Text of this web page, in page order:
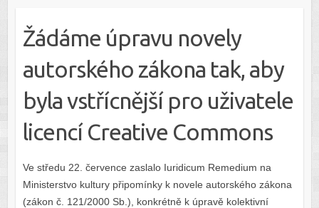
Žádáme úpravu novely
autorského zákona tak, aby
byla vstřícnější pro uživatele
licencí Creative Commons
Ve středu 22. července zaslalo Iuridicum Remedium na
Ministerstvo kultury připomínky k novele autorského zákona
(zákon č. 121/2000 Sb.), konkrétně k úpravě kolektivní